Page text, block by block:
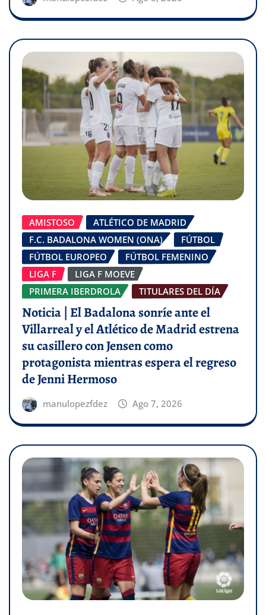
AMISTOSO
ATLÉTICO DE MADRID
F.C. BADALONA WOMEN (ONA)
FÚTBOL
FÚTBOL EUROPEO
FÚTBOL FEMENINO
LIGA F
LIGA F MOEVE
PRIMERA IBERDROLA
TITULARES DEL DÍA
Noticia | El Badalona sonríe ante el
Villarreal y el Atlético de Madrid estrena
su casillero con Jensen como
protagonista mientras espera el regreso
de Jenni Hermoso
manulopezfdez Ago 7, 2026